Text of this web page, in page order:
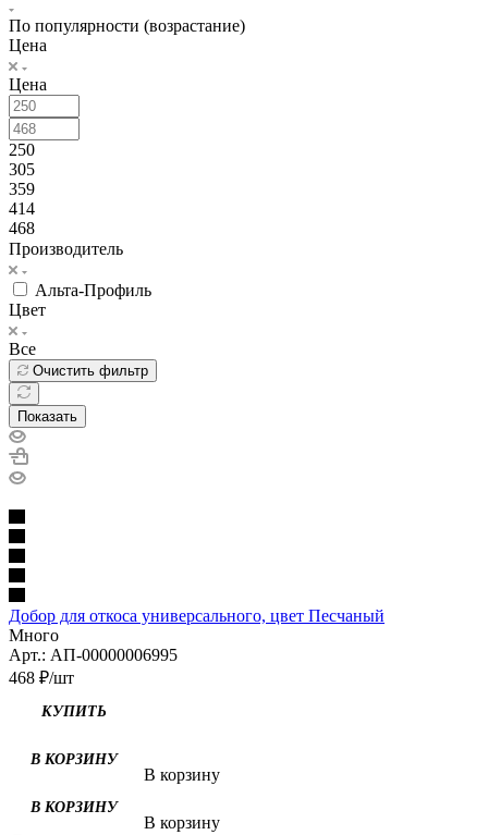
По популярности (возрастание)
Цена
Цена
250
305
359
414
468
Производитель
Альта-Профиль
Цвет
Все
Очистить фильтр
Показать
Добор для откоса универсального, цвет Песчаный
Много
Арт.: АП-00000006995
468 ₽/шт
КУПИТЬ
В КОРЗИНУ
В корзину
В КОРЗИНУ
В корзину